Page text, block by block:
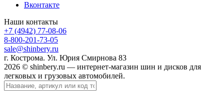
Вконтакте
Наши контакты
+7 (4942) 77-08-06
8-800-201-73-05
sale@shinbery.ru
г. Кострома. Ул. Юрия Смирнова 83
2026 © shinbery.ru — интернет-магазин шин и дисков для
легковых и грузовых автомобилей.